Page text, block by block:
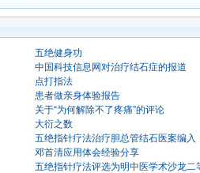
五绝健身功
中国科技信息网对治疗结石症的报道
点打指法
患者做亲身体验报告
关于“为何解除不了疼痛”的评论
大衍之数
五绝指针疗法治疗胆总管结石医案编入
邓首清应用体会经验分享
五绝指针疗法评选为明中医学术沙龙二